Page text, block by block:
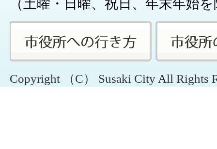
（土曜・日曜、祝日、年末年始
Copyright （C） Susaki City All Rights